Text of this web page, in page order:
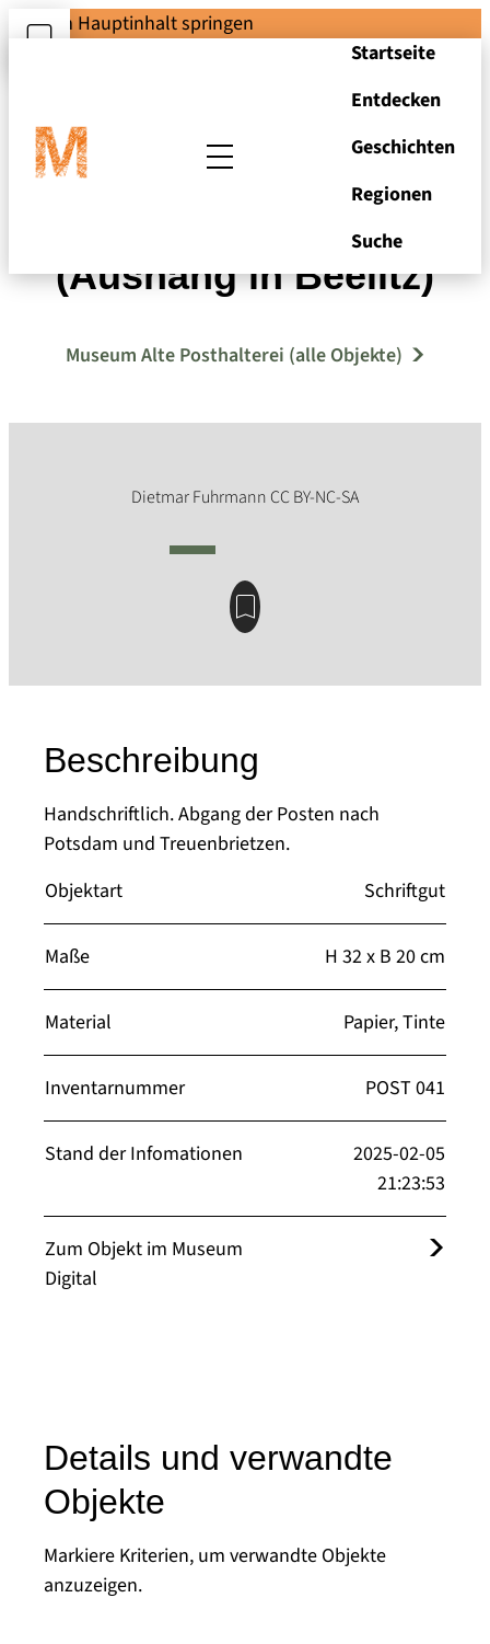
Zum Hauptinhalt springen
Startseite
Entdecken
Geschichten
Regionen
Suche
Abgang der Posten
(Aushang in Beelitz)
Museum Alte Posthalterei (alle Objekte)
Beschreibung
Handschriftlich. Abgang der Posten nach
Potsdam und Treuenbrietzen.
Objektart
Schriftgut
Maße H 32 x B 20 cm
Material Papier, Tinte
Inventarnummer POST 041
Stand der Infomationen
2025-02-05
21:23:53
Zum Objekt im Museum
Digital
Details und verwandte
Objekte
Markiere Kriterien, um verwandte Objekte
anzuzeigen.